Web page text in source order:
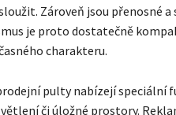
Zároveň jsou přenosné
je proto dostatečně
charakteru.
pulty nabízejí speciální
či úložné prostory.